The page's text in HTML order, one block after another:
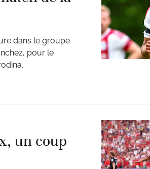
dans le groupe
pour le
un coup